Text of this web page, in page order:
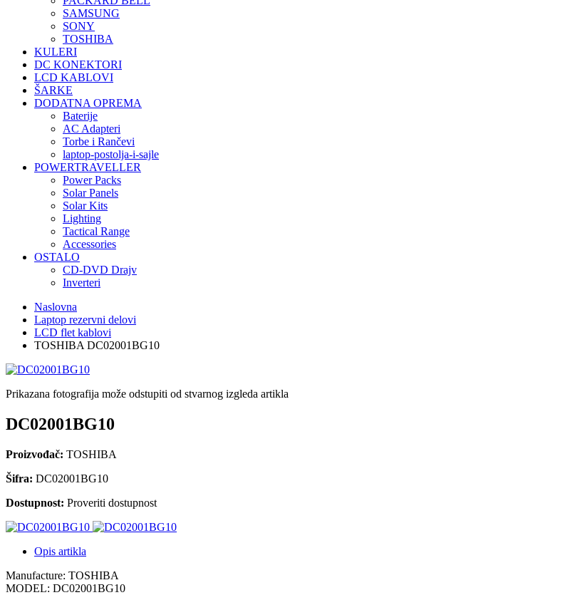
SAMSUNG
SONY
TOSHIBA
KULERI
DC KONEKTORI
LCD KABLOVI
ŠARKE
DODATNA OPREMA
Baterije
AC Adapteri
Torbe i Rančevi
laptop-postolja-i-sajle
POWERTRAVELLER
Power Packs
Solar Panels
Solar Kits
Lighting
Tactical Range
Accessories
OSTALO
CD-DVD Drajv
Inverteri
Naslovna
Laptop rezervni delovi
LCD flet kablovi
TOSHIBA DC02001BG10
Prikazana fotografija može odstupiti od stvarnog izgleda artikla
DC02001BG10
Proizvođač: TOSHIBA
Šifra: DC02001BG10
Dostupnost: Proveriti dostupnost
Opis artikla
Manufacture: TOSHIBA
MODEL: DC02001BG10